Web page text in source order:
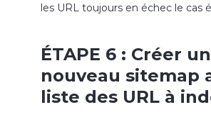
les URL toujours en échec le cas
ÉTAPE 6 : Créer un
nouveau sitemap
liste des URL à